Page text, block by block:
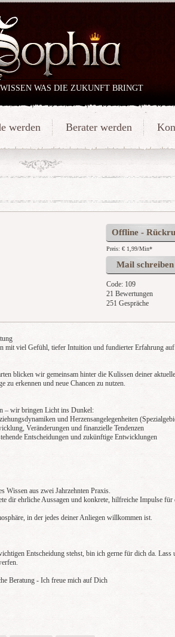
WAS DIE ZUKUNFT BRINGT
werden Berater werden
Offline -
Preis: € 1,99/Min*
Mail schreiben
Code: 109
21 Bewertungen
251 Gespräche
mit viel Gefühl, tiefer Intuition und fundierter Erfahrung
blicken wir gemeinsam hinter die Kulissen deiner
zu erkennen und neue Chancen zu nutzen.
– wir bringen Licht ins Dunkel:
und Herzensangelegenheiten
Veränderungen und finanzielle Tendenzen
Entscheidungen und zukünftige Entwicklungen
Wissen aus zwei Jahrzehnten Praxis.
dir ehrliche Aussagen und konkrete, hilfreiche Impulse für
in der jedes deiner Anliegen willkommen ist.
Entscheidung stehst, bin ich gerne für dich da. Lass
Beratung - Ich freue mich auf Dich